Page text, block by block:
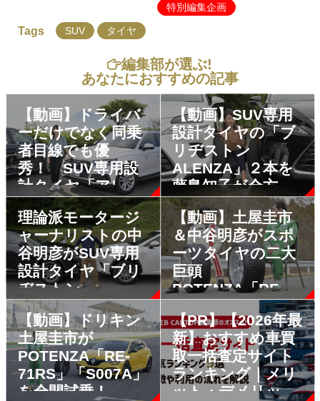
特別編集企画
Tags SUV タイヤ
編集部が選ぶ!
あなたにおすすめの記事
【動画】ドライバ
ーだけでなく同乗
者目線でも優
秀！ SUV専用設
計タイヤ「アレン
ザ」２本にまるも
亜希子が試乗 【PR】
【動画】SUV専用
設計タイヤの「ブ
リヂストン
ALENZA」２本を
藤島知子が全方位
チェック！【PR】
理論派モータージ
ャーナリストの中
谷明彦がSUV専用
設計タイヤ「ブリ
ヂストン
ALENZA」2本を比
較試乗【PR】
【動画】土屋圭市
＆中谷明彦がスポ
ーツタイヤの二大
巨頭
POTENZA「RE-
71RS」「S007A」
を全開比較試乗
【PR】
【動画】ドリキン
土屋圭市が
POTENZA「RE-
71RS」「S007A」
を全開試乗！ 筑
【PR】【2026年最
新】おすすめ車買
取一括査定サイト
ランキング｜メリ
ット・デメリット